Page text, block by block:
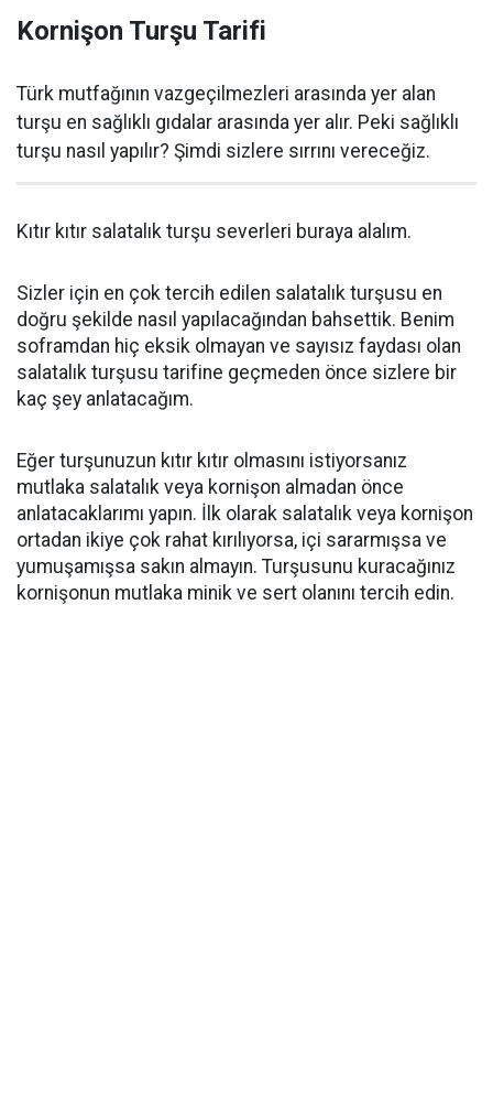
Kornişon Turşu Tarifi
Türk mutfağının vazgeçilmezleri arasında yer alan
turşu en sağlıklı gıdalar arasında yer alır. Peki sağlıklı
turşu nasıl yapılır? Şimdi sizlere sırrını vereceğiz.
Kıtır kıtır salatalık turşu severleri buraya alalım.
Sizler için en çok tercih edilen salatalık turşusu en
doğru şekilde nasıl yapılacağından bahsettik. Benim
soframdan hiç eksik olmayan ve sayısız faydası olan
salatalık turşusu tarifine geçmeden önce sizlere bir
kaç şey anlatacağım.
Eğer turşunuzun kıtır kıtır olmasını istiyorsanız
mutlaka salatalık veya kornişon almadan önce
anlatacaklarımı yapın. İlk olarak salatalık veya kornişon
ortadan ikiye çok rahat kırılıyorsa, içi sararmışsa ve
yumuşamışsa sakın almayın. Turşusunu kuracağınız
kornişonun mutlaka minik ve sert olanını tercih edin.